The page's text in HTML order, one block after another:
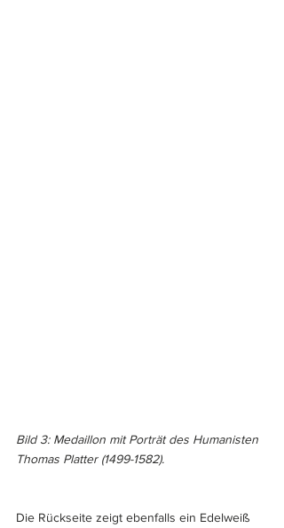
Bild 3: Medaillon mit Porträt des Humanisten
Thomas Platter (1499-1582).
Die Rückseite zeigt ebenfalls ein Edelweiß